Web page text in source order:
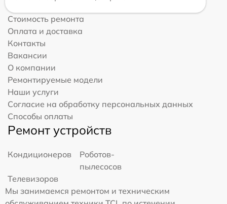
Стоимость ремонта
Оплата и доставка
Контакты
Вакансии
О компании
Ремонтируемые модели
Наши услуги
Согласие на обработку персональных данных
Способы оплаты
Ремонт устройств
Кондиционеров
Роботов-
пылесосов
Телевизоров
Мы занимаемся ремонтом и техническим